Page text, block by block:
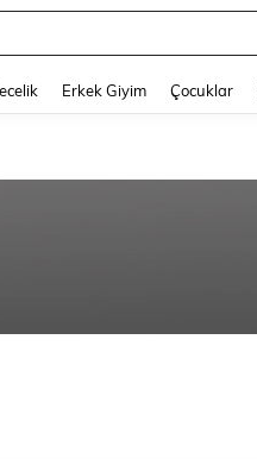
Erkek Giyim Çocuklar